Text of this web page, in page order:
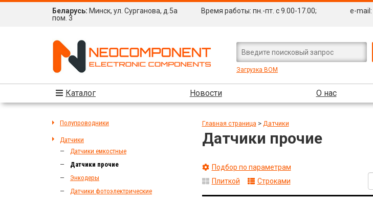
Беларусь: Минск, ул. Сурганова, д.5а
пом. 3
Время работы: пн.-пт. с 9.00-17.00; e-mail:
Загрузка BOM
Каталог Новости О нас
Полупроводники
Датчики
Датчики емкостные
Датчики прочие
Энкодеры
Датчики фотоэлектрические
Главная страница> Датчики
Датчики прочие
Подбор по параметрам
Плиткой
Строками